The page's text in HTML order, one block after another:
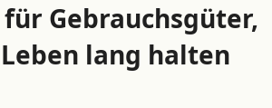
Gebrauchsgüter,
lang halten